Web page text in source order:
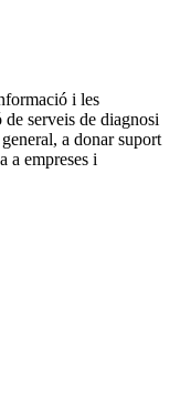
i les
serveis de diagnosi
a donar suport
a empreses i